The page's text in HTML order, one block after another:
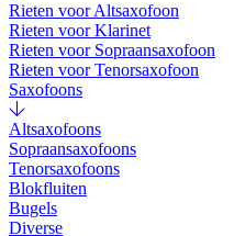
Rieten voor Altsaxofoon
Rieten voor Klarinet
Rieten voor Sopraansaxofoon
Rieten voor Tenorsaxofoon
Saxofoons
Altsaxofoons
Sopraansaxofoons
Tenorsaxofoons
Blokfluiten
Bugels
Diverse